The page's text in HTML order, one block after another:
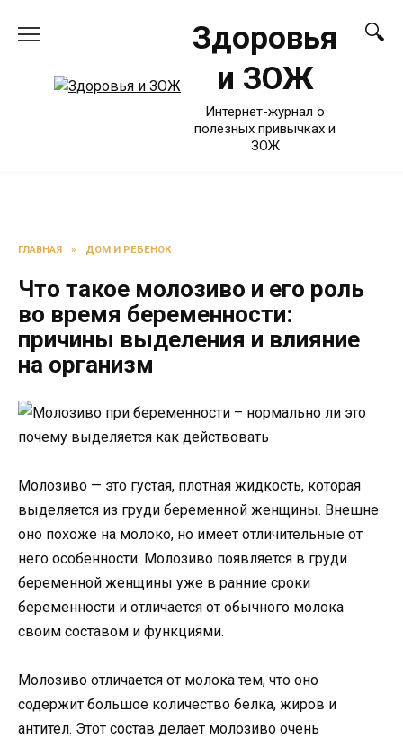
Здоровья
и ЗОЖ
Интернет-журнал о
полезных привычках и
ЗОЖ
ГЛАВНАЯ » ДОМ И РЕБЕНОК
Что такое молозиво и его роль
во время беременности:
причины выделения и влияние
на организм
Молозиво — это густая, плотная жидкость, которая
выделяется из груди беременной женщины. Внешне
оно похоже на молоко, но имеет отличительные от
него особенности. Молозиво появляется в груди
беременной женщины уже в ранние сроки
беременности и отличается от обычного молока
своим составом и функциями.
Молозиво отличается от молока тем, что оно
содержит большое количество белка, жиров и
антител. Этот состав делает молозиво очень